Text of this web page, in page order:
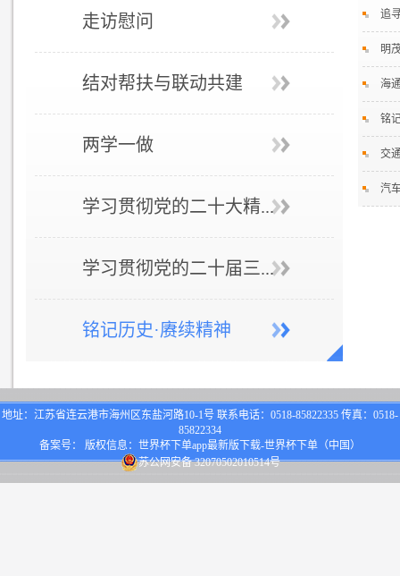
走访慰问
结对帮扶与联动共建
两学一做
学习贯彻党的二十大精...
学习贯彻党的二十届三...
铭记历史·赓续精神
追
明
海
铭
交
汽
地址：江苏省连云港市海州区东盐河路10-1号 联系电话：0518-85822335 传真：0518-
85822334
备案号： 版权信息：世界杯下单app最新版下载-世界杯下单（中国）
苏公网安备 32070502010514号